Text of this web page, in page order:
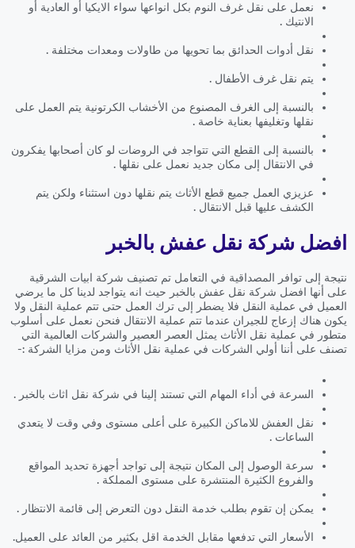
نعمل على نقل غرف النوم بكل انواعها سواء الايكيا أو العادية أو
الانتيك .
نقل أدوات الحدائق بما تحويها من طاولات ومعدات مختلفة .
يتم نقل غرف الأطفال .
بالنسبة إلى الغرف المصنوع من الأخشاب الكرتونية يتم العمل على
نقلها وتغليفها بعناية خاصة .
بالنسبة إلى القطع التي تتواجد في الروضات لو كان أصحابها يفكرون
في الانتقال إلى مكان جديد نعمل على نقلها .
عزيزي العمل جميع قطع الأثاث يتم نقلها دون استثناء ولكن يتم
الكشف عليها قبل الانتقال .
افضل شركة نقل عفش بالخبر
نتيجة إلى توافر المصداقية في التعامل تم تصنيف شركة ابيات الشرقية
على أنها افضل شركة نقل عفش بالخبر حيث انه يتواجد لدينا كل ما يرضي
العميل في عملية النقل فلا يضطر إلى ترك العمل حتى تتم عملية النقل ولا
يكون هناك إزعاج للجيران عندما تتم عملية الانتقال فنحن نعمل على أسلوب
متطور في عملية نقل الأثاث يمثل العصر العصير والشركات العالمية التي
تصنف على أننا أولي الشركات في عملية نقل الأثاث ومن مزايا الشركة :-
السرعة في أداء المهام التي تستند إلينا في شركة نقل اثاث بالخبر .
نقل العفش للاماكن الكبيرة على أعلى مستوى وفي وقت لا يتعدي
الساعات .
سرعة الوصول إلى المكان نتيجة إلى تواجد أجهزة تحديد المواقع
والفروع الكثيرة المنتشرة على مستوى المملكة .
يمكن إن تقوم بطلب خدمة النقل دون التعرض إلى قائمة الانتظار .
الأسعار التي تدفعها مقابل الخدمة اقل بكثير من العائد على العميل.